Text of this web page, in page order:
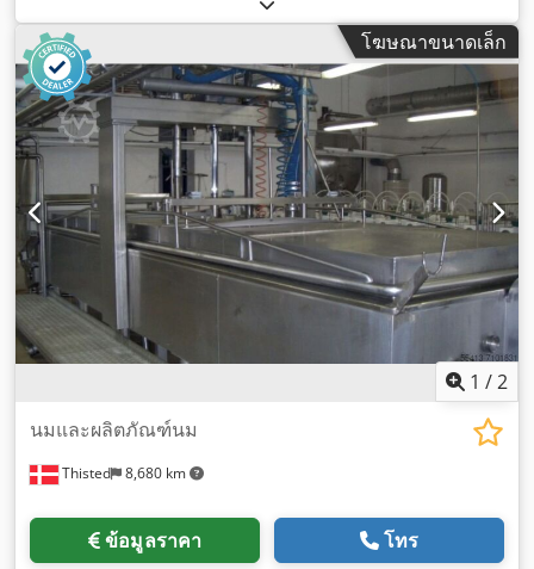
โฆษณาขนาดเล็ก
1 /2
Thisted 8,680 km
นมและผลิตภัณฑ์นม
ข้อมูลราคา โทร